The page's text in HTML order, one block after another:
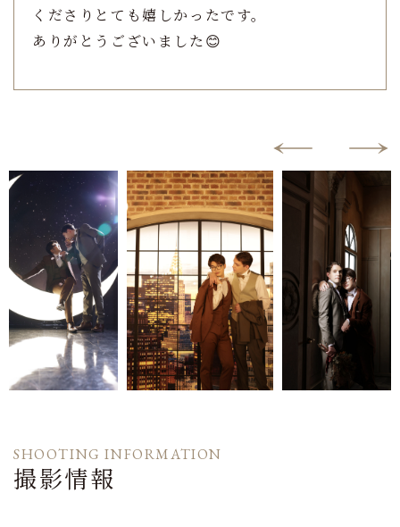
くださりとても嬉しかったです。
ありがとうございました😊
SHOOTING INFORMATION
撮影情報